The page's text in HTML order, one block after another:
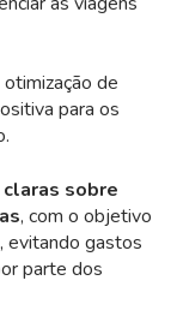
de
para os
sobre
, com o objetivo
evitando gastos
parte dos